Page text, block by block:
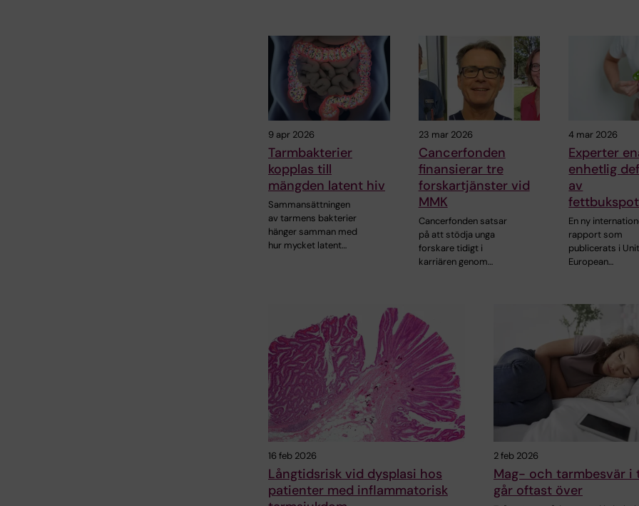
9 apr 2026
Tarmbakterier
kopplas till
mängden latent hiv
Sammansättningen
av tarmens bakterier
hänger samman med
hur mycket latent…
23 mar 2026
Cancerfonden
finansierar tre
forskartjänster vid
MMK
Cancerfonden satsar
på att stödja unga
forskare tidigt i
karriären genom…
4 mar 2026
Experter
enhetlig
av
En ny
rapport som
publicerats i
European…
16 feb 2026
Långtidsrisk vid dysplasi hos
patienter med inflammatorisk
2 feb 2026
Mag- och tarmbesvär i
går oftast över